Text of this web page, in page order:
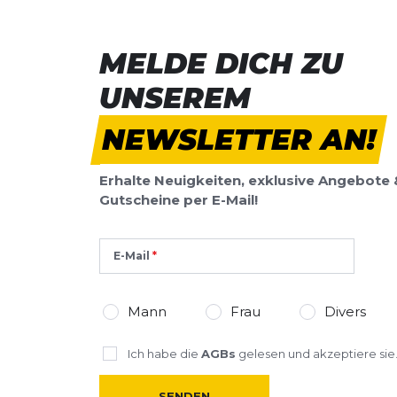
Unser Sohn (11 Jahre) trägt diesen Schuh nahezu
im Frontbereich für breite Füße.
Marlus 06.09.25
Guter Hybrid-Schuh
Ist sehr bequem und auch nach 15km keine
Alex 02.02.25
SCHREIBE EINE BEWERTUNG
Pegasus Trail 5
Deine
Vorname
MELDE DICH ZU
UNSEREM
NEWSLETTER AN!
Erhalte Neuigkeiten, exklusive Angebote
Gutscheine per E-Mail!
E-Mail
Mann Frau Divers
Ich habe die AGBs gelesen und akzeptiere sie.